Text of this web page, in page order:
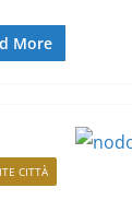
More
CITTÀ